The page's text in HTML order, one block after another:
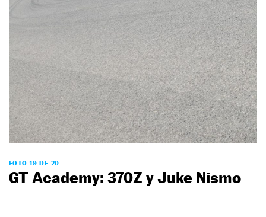
FOTO 19 DE 20
GT Academy: 370Z y Juke Nismo